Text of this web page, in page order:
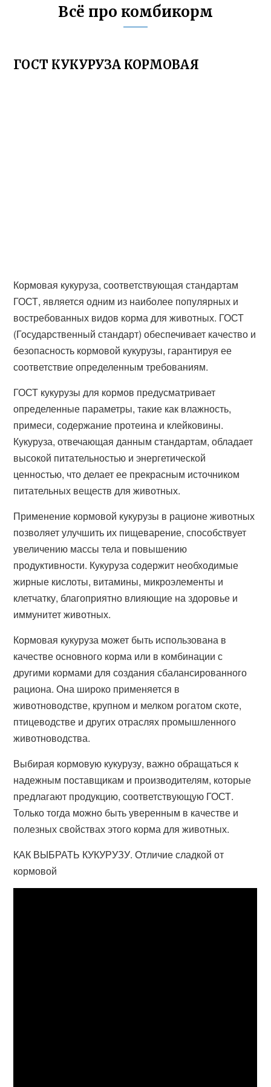
Всё про комбикорм
ГОСТ КУКУРУЗА КОРМОВАЯ
Кормовая кукуруза, соответствующая стандартам
ГОСТ, является одним из наиболее популярных и
востребованных видов корма для животных. ГОСТ
(Государственный стандарт) обеспечивает качество и
безопасность кормовой кукурузы, гарантируя ее
соответствие определенным требованиям.
ГОСТ кукурузы для кормов предусматривает
определенные параметры, такие как влажность,
примеси, содержание протеина и клейковины.
Кукуруза, отвечающая данным стандартам, обладает
высокой питательностью и энергетической
ценностью, что делает ее прекрасным источником
питательных веществ для животных.
Применение кормовой кукурузы в рационе животных
позволяет улучшить их пищеварение, способствует
увеличению массы тела и повышению
продуктивности. Кукуруза содержит необходимые
жирные кислоты, витамины, микроэлементы и
клетчатку, благоприятно влияющие на здоровье и
иммунитет животных.
Кормовая кукуруза может быть использована в
качестве основного корма или в комбинации с
другими кормами для создания сбалансированного
рациона. Она широко применяется в
животноводстве, крупном и мелком рогатом скоте,
птицеводстве и других отраслях промышленного
животноводства.
Выбирая кормовую кукурузу, важно обращаться к
надежным поставщикам и производителям, которые
предлагают продукцию, соответствующую ГОСТ.
Только тогда можно быть уверенным в качестве и
полезных свойствах этого корма для животных.
КАК ВЫБРАТЬ КУКУРУЗУ. Отличие сладкой от
кормовой